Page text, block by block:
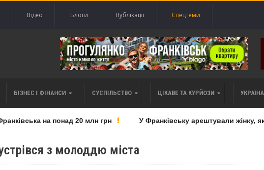
Відео Блоги Публікації Спецтеми
БІЗНЕС І ФІНАНСИ СУСПІЛЬСТВО ЦІКАВЕ ТА КУРЙОЗИ
на понад 20 млн грн У Франківську арештували жінку,
з молоддю міста